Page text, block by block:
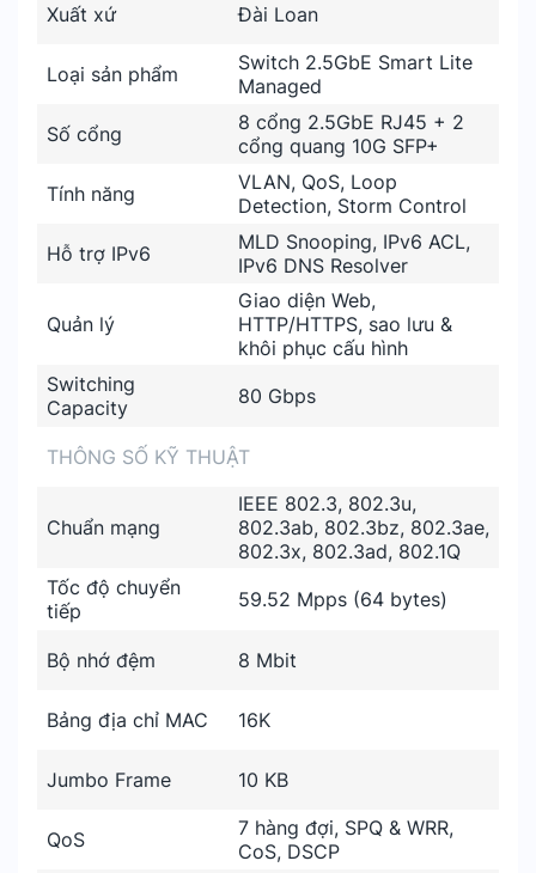
Xuất xứ Đài Loan
Loại sản phẩm
Switch 2.5GbE Smart Lite
Managed
Số cổng
8 cổng 2.5GbE RJ45 + 2
cổng quang 10G SFP+
Tính năng
VLAN, QoS, Loop
Detection, Storm Control
Hỗ trợ IPv6
MLD Snooping, IPv6 ACL,
IPv6 DNS Resolver
Quản lý
Giao diện Web,
HTTP/HTTPS, sao lưu &
khôi phục cấu hình
Switching
Capacity
80 Gbps
THÔNG SỐ KỸ THUẬT
Chuẩn mạng
IEEE 802.3, 802.3u,
802.3ab, 802.3bz, 802.3ae,
802.3x, 802.3ad, 802.1Q
Tốc độ chuyển
tiếp
59.52 Mpps (64 bytes)
Bộ nhớ đệm 8 Mbit
Bảng địa chỉ MAC 16K
Jumbo Frame 10 KB
QoS
7 hàng đợi, SPQ & WRR,
CoS, DSCP